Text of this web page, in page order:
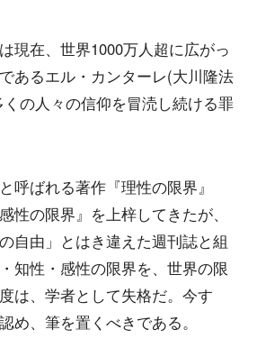
現在、世界1000万人超に広がっ
あるエル・カンターレ(大川隆法
の人々の信仰を冒涜し続ける罪
呼ばれる著作『理性の限界』
性の限界』を上梓してきたが、
自由」とはき違えた週刊誌と組
知性・感性の限界を、世界の限
は、学者として失格だ。今す
め、筆を置くべきである。